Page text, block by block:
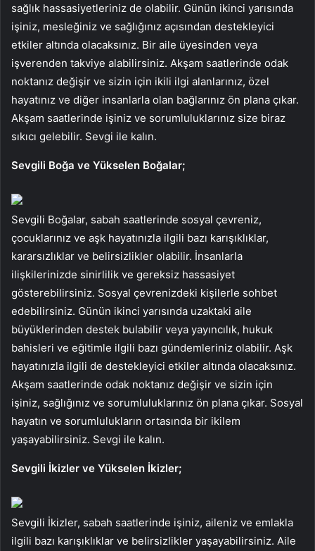
sağlık hassasiyetleriniz de olabilir. Günün ikinci yarısında
işiniz, mesleğiniz ve sağlığınız açısından destekleyici
etkiler altında olacaksınız. Bir aile üyesinden veya
işverenden takviye alabilirsiniz. Akşam saatlerinde odak
noktanız değişir ve sizin için ikili ilgi alanlarınız, özel
hayatınız ve diğer insanlarla olan bağlarınız ön plana çıkar.
Akşam saatlerinde işiniz ve sorumluluklarınız size biraz
sıkıcı gelebilir. Sevgi ile kalın.
Sevgili Boğa ve Yükselen Boğalar;
Sevgili Boğalar, sabah saatlerinde sosyal çevreniz,
çocuklarınız ve aşk hayatınızla ilgili bazı karışıklıklar,
kararsızlıklar ve belirsizlikler olabilir. İnsanlarla
ilişkilerinizde sinirlilik ve gereksiz hassasiyet
gösterebilirsiniz. Sosyal çevrenizdeki kişilerle sohbet
edebilirsiniz. Günün ikinci yarısında uzaktaki aile
büyüklerinden destek bulabilir veya yayıncılık, hukuk
bahisleri ve eğitimle ilgili bazı gündemleriniz olabilir. Aşk
hayatınızla ilgili de destekleyici etkiler altında olacaksınız.
Akşam saatlerinde odak noktanız değişir ve sizin için
işiniz, sağlığınız ve sorumluluklarınız ön plana çıkar. Sosyal
hayatın ve sorumlulukların ortasında bir ikilem
yaşayabilirsiniz. Sevgi ile kalın.
Sevgili İkizler ve Yükselen İkizler;
Sevgili İkizler, sabah saatlerinde işiniz, aileniz ve emlakla
ilgili bazı karışıklıklar ve belirsizlikler yaşayabilirsiniz. Aile